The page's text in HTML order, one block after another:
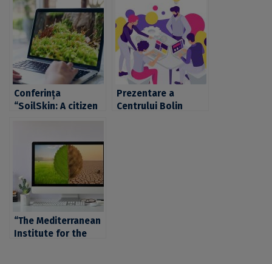
Conferința
“SoilSkin: A citizen
vulnerability of soil
communities to
climate change”, în
cadrul seminarelor
“Cups & Cakes”,
organizate de CIVIS
Prezentare a
Centrului Bolin
“The Mediterranean
Institute for the